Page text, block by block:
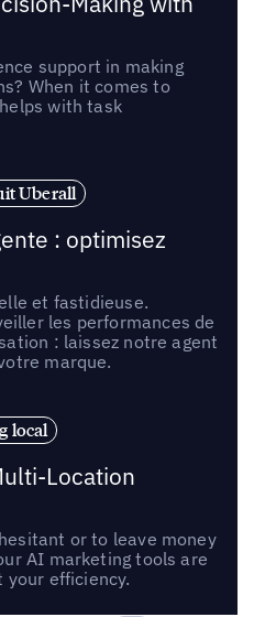
support in making
When it comes to
with task
Uberall
: optimisez
et fastidieuse.
les performances de
: laissez notre agent
marque.
local
Location
or to leave money
AI marketing tools are
your efficiency.